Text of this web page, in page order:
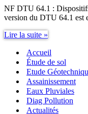
NF DTU 64.1 :
version du DTU 64.1 est
Lire la suite »
NOUVEAU
DTU
64-
1
Accueil
Étude de sol
Etude
Assainissement
Eaux Pluviales
Diag Pollution
Actualités